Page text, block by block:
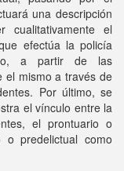
una descripción
cualitativamente el
efectúa la policía
a partir de las
el mismo a través de
Por último, se
el vínculo entre la
el prontuario o
o predelictual como